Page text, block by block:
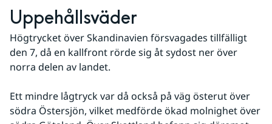
Uppehållsväder
Högtrycket över Skandinavien försvagades tillfälligt
den 7, då en kallfront rörde sig åt sydost ner över
norra delen av landet.
Ett mindre lågtryck var då också på väg österut över
södra Östersjön, vilket medförde ökad molnighet över